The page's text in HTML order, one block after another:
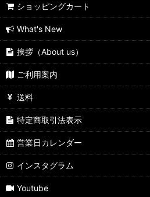
ショッピングカート
What's New
挨拶（About us）
ご利用案内
送料
特定商取引法表示
営業日カレンダー
インスタグラム
Youtube